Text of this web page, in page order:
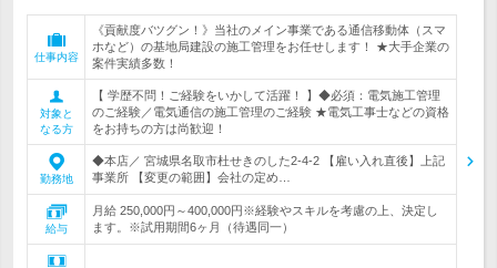
仕事内容
《貢献度バツグン！》当社のメイン事業である通信移動体（スマ
ホなど）の基地局建設の施工管理をお任せします！ ★大手企業の
案件実績多数！
対象と
なる方
【 学歴不問！ご経験をいかして活躍！ 】◆必須：電気施工管理
のご経験／電気通信の施工管理のご経験 ★電気工事士などの資格
をお持ちの方は尚歓迎！
勤務地
◆本店／ 宮城県名取市杜せきのした2-4-2 【雇い入れ直後】上記
事業所 【変更の範囲】会社の定め…
給与
月給 250,000円～400,000円※経験やスキルを考慮の上、決定し
ます。※試用期間6ヶ月（待遇同一）